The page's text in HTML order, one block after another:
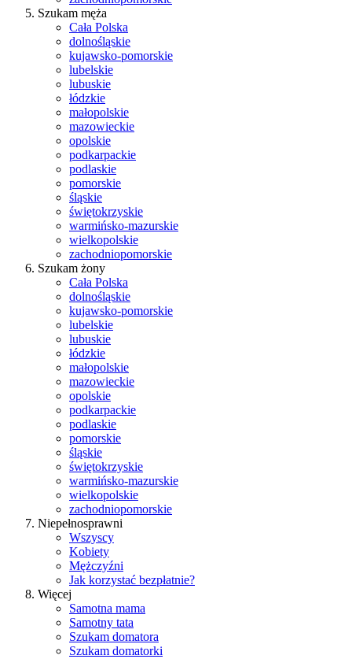
Szukam męża
Cała Polska
dolnośląskie
kujawsko-pomorskie
lubelskie
lubuskie
łódzkie
małopolskie
mazowieckie
opolskie
podkarpackie
podlaskie
pomorskie
śląskie
świętokrzyskie
warmińsko-mazurskie
wielkopolskie
zachodniopomorskie
Szukam żony
Cała Polska
dolnośląskie
kujawsko-pomorskie
lubelskie
lubuskie
łódzkie
małopolskie
mazowieckie
opolskie
podkarpackie
podlaskie
pomorskie
śląskie
świętokrzyskie
warmińsko-mazurskie
wielkopolskie
zachodniopomorskie
Niepełnosprawni
Wszyscy
Kobiety
Mężczyźni
Jak korzystać bezpłatnie?
Więcej
Samotna mama
Samotny tata
Szukam domatora
Szukam domatorki